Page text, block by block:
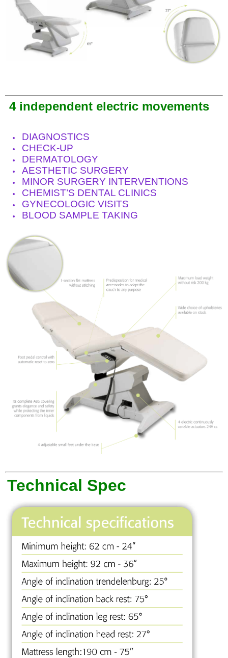
4 independent electric movements
DIAGNOSTICS
CHECK-UP
DERMATOLOGY
AESTHETIC SURGERY
MINOR SURGERY INTERVENTIONS
CHEMIST’S DENTAL CLINICS
GYNECOLOGIC VISITS
BLOOD SAMPLE TAKING
Technical Spec